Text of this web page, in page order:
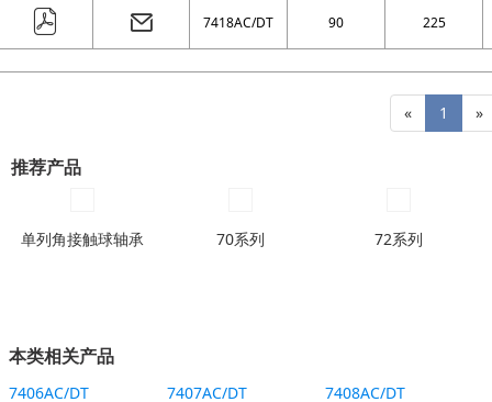
7418AC/DT 90 225
« 1 »
推荐产品
单列角接触球轴承 70系列 72系列
本类相关产品
7406AC/DT 7407AC/DT
7408AC/DT